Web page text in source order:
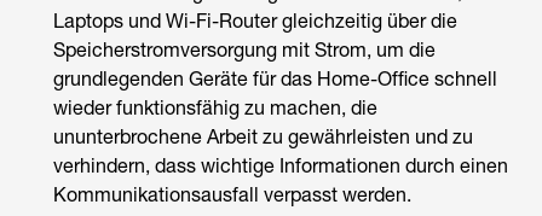
Laptops und Wi-Fi-Router gleichzeitig über die
Speicherstromversorgung mit Strom, um die
grundlegenden Geräte für das Home-Office schnell
wieder funktionsfähig zu machen, die
ununterbrochene Arbeit zu gewährleisten und zu
verhindern, dass wichtige Informationen durch einen
Kommunikationsausfall verpasst werden.